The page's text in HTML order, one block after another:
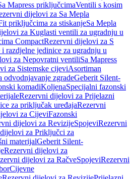
Mapress priključcimaVentili s kosim
dijelovi za Sa Mepla
priključcima za stiskanjeSa Mepla
za Kuglasti ventili za ugradnju u
CompactRezervni dijelovi za S
i razdjelne jedinice za ugradnju u
za Nepovratni ventiliSa Mapress
za Sistemske cijeviAsortiman
odvodnjavanje zgradeGeberit Silent-
komadiKoljenaSpecijalni fazonski
Rezervni dijelovi za Prijelazni
za priključak uređajaRezervni
za CijeviFazonski
dijelovi za RevizijeSpojeviRezervni
za Priključci za
materijalGeberit Silent-
Rezervni dijelovi za
dijelovi za RačveSpojeviRezervni
Cijevne